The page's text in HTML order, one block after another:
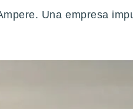
Una empresa